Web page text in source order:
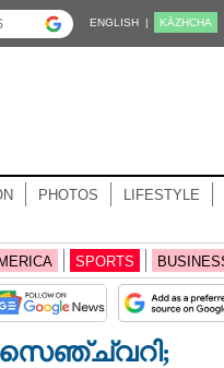
ENGLISH | KĀZHCHA
PHOTOS LIFESTYLE
SPORTS
സെഞ്ച്വറി;